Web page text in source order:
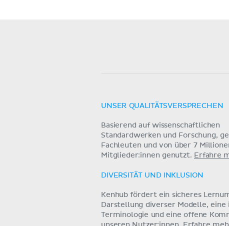
UNSER QUALITÄTSVERSPRECHEN
Basierend auf wissenschaftlichen
Standardwerken und Forschung,
Fachleuten und von über 7
Mitglieder:innen genutzt. Erfahre
DIVERSITÄT UND INKLUSION
Kenhub fördert ein sicheres
Darstellung diverser Modelle,
Terminologie und eine offene